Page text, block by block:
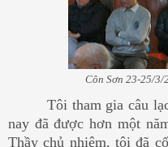
Côn Sơn 23-25/3/
Tôi tham gia câu
nay đã được hơn một
Thầy chủ nhiệm, tôi đã